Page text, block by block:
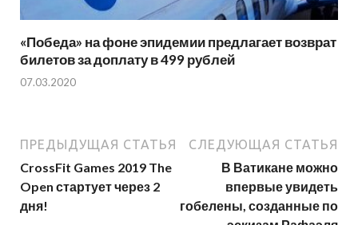
«Победа» на фоне эпидемии предлагает возврат
билетов за доплату в 499 рублей
07.03.2020
ПРЕДЫДУЩАЯ СТАТЬЯ
CrossFit Games 2019 The
Open стартует через 2
дня!
СЛЕДУЮЩАЯ СТАТЬЯ
В Ватикане можно
впервые увидеть
гобелены, созданные по